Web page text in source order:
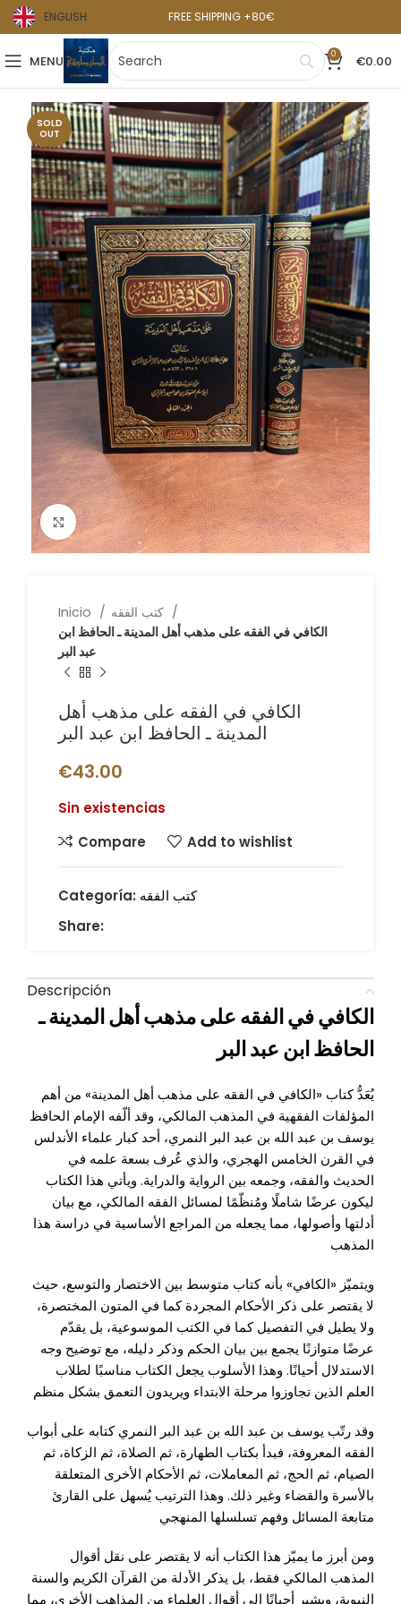
ENGLISH FREE SHIPPING +80€
MENU 0 €0.00
SOLD
OUT
Click to enlarge
Inicio
الكافي في الفقه على مذهب أهل المدينة ـ الحافظ ابن
عبد البر
الكافي في الفقه على مذهب أهل
المدينة ـ الحافظ ابن عبد البر
€43.00
Sin existencias
Compare
Add to wishlist
Categoría: كتب الفقه
Share:
Descripción
الكافي في الفقه على مذهب أهل المدينة ـ
الحافظ ابن عبد البر
يُعَدُّ كتاب «الكافي في الفقه على مذهب أهل المدينة» من أهم
المؤلفات الفقهية في المذهب المالكي، وقد ألّفه الإمام الحافظ
يوسف بن عبد الله بن عبد البر النمري، أحد كبار علماء الأندلس
في القرن الخامس الهجري، والذي عُرف بسعة علمه في
الحديث والفقه، وجمعه بين الرواية والدراية. ويأتي هذا الكتاب
ليكون عرضًا شاملًا ومُنظّمًا لمسائل الفقه المالكي، مع بيان
أدلتها وأصولها، مما يجعله من المراجع الأساسية في دراسة هذا
المذهب
ويتميّز «الكافي» بأنه كتاب متوسط بين الاختصار والتوسع، حيث
لا يقتصر على ذكر الأحكام المجردة كما في المتون المختصرة،
ولا يطيل في التفصيل كما في الكتب الموسوعية، بل يقدّم
عرضًا متوازنًا يجمع بين بيان الحكم وذكر دليله، مع توضيح وجه
الاستدلال أحيانًا. وهذا الأسلوب يجعل الكتاب مناسبًا لطلاب
العلم الذين تجاوزوا مرحلة الابتداء ويريدون التعمق بشكل منظم
وقد رتّب يوسف بن عبد الله بن عبد البر النمري كتابه على أبواب
الفقه المعروفة، فبدأ بكتاب الطهارة، ثم الصلاة، ثم الزكاة، ثم
الصيام، ثم الحج، ثم المعاملات، ثم الأحكام الأخرى المتعلقة
بالأسرة والقضاء وغير ذلك. وهذا الترتيب يُسهل على القارئ
متابعة المسائل وفهم تسلسلها المنهجي
ومن أبرز ما يميّز هذا الكتاب أنه لا يقتصر على نقل أقوال
المذهب المالكي فقط، بل يذكر الأدلة من القرآن الكريم والسنة
النبوية، ويشير أحيانًا إلى أقوال العلماء من المذاهب الأخرى، مما